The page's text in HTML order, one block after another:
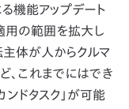
機能アップデート
用の範囲を拡大し
主体が人からクルマ
、これまでにはでき
ドタスク」が可能